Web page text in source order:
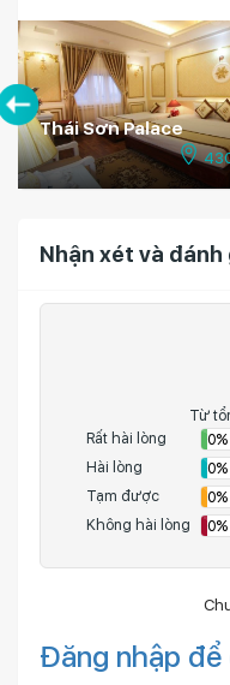
Thái Sơn Palace
Nhận xét và đánh
Từ
Rất hài lòng
0%
Hài lòng
0%
Tạm được
0%
Không hài lòng
0%
Đăng nhập để